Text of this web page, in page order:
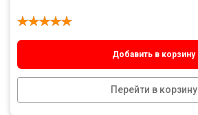
Добавить в корзину
Перейти в корзину